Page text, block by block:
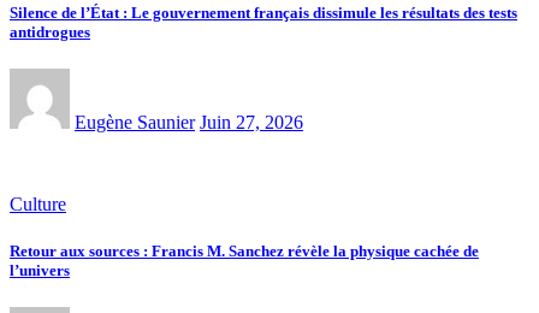
Silence de l’État : Le gouvernement français dissimule les résultats des tests
antidrogues
Eugène Saunier Juin 27, 2026
Culture
Retour aux sources : Francis M. Sanchez révèle la physique cachée de
l’univers